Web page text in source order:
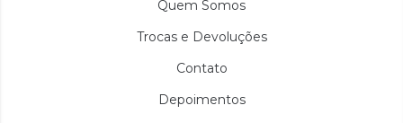
Quem Somos
Trocas e Devoluções
Contato
Depoimentos